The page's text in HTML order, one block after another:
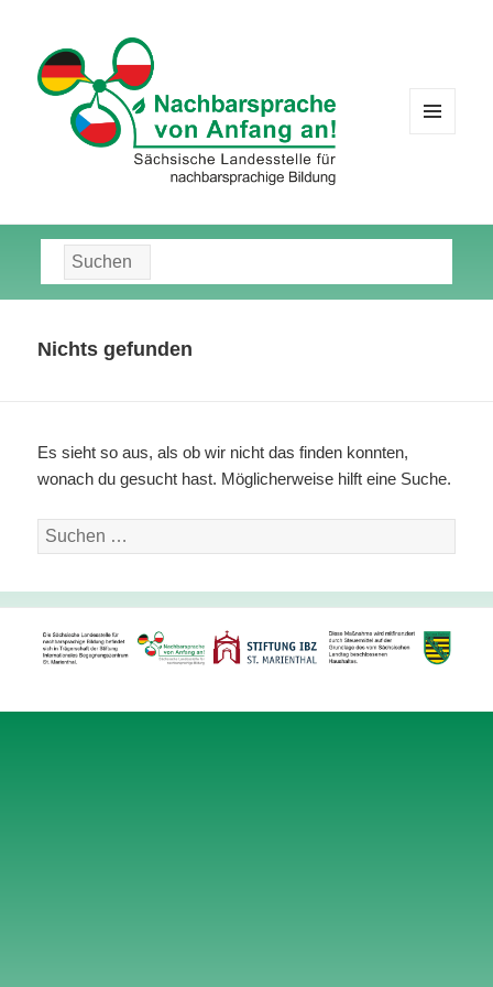
Suche
nach:
Nichts gefunden
Es sieht so aus, als ob wir nicht das finden konnten,
wonach du gesucht hast. Möglicherweise hilft eine Suche.
Suche
nach: